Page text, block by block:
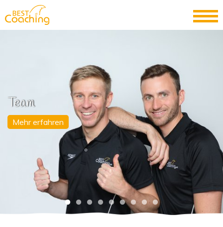
Team
Mehr erfahren